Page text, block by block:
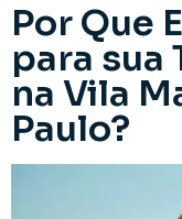
Por Que
para sua
na Vila
Paulo?